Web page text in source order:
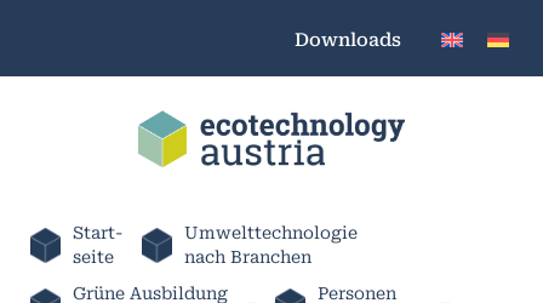
Downloads
Start-
seite
Umwelttechnologie
nach Branchen
Grüne Ausbildung
Personen